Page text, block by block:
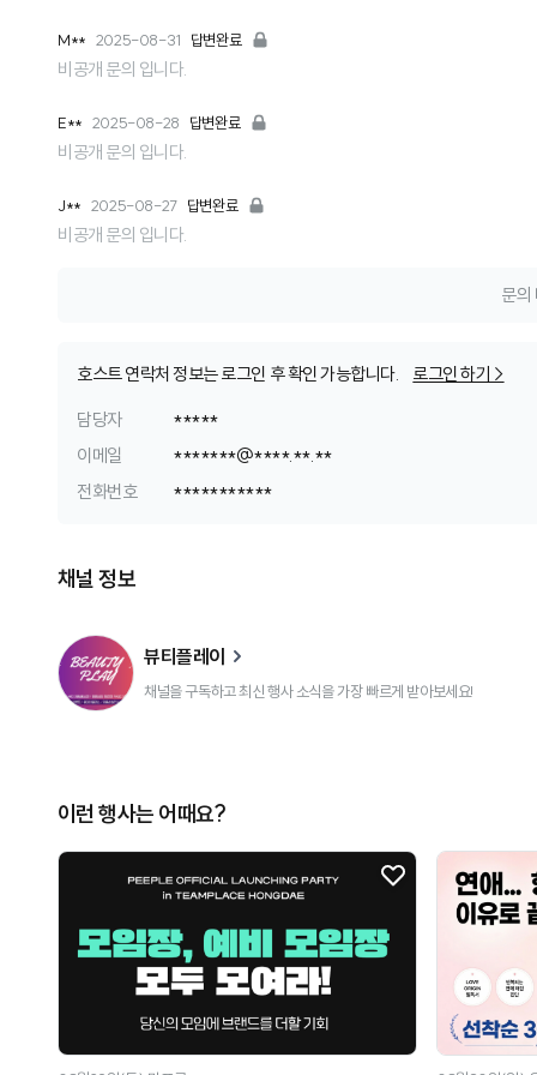
M** 2025-08-31 답변완료
비공개 문의 입니다.
E** 2025-08-28 답변완료
비공개 문의 입니다.
J** 2025-08-27 답변완료
비공개 문의 입니다.
문의
호스트 연락처 정보는 로그인 후 확인 가능합니다.
로그인 하기 >
담당자
*****
이메일
*******@****.**.**
전화번호
***********
채널 정보
뷰티플레이
채널을 구독하고 최신 행사 소식을 가장 빠르게 받아보세요!
이런 행사는 어때요?